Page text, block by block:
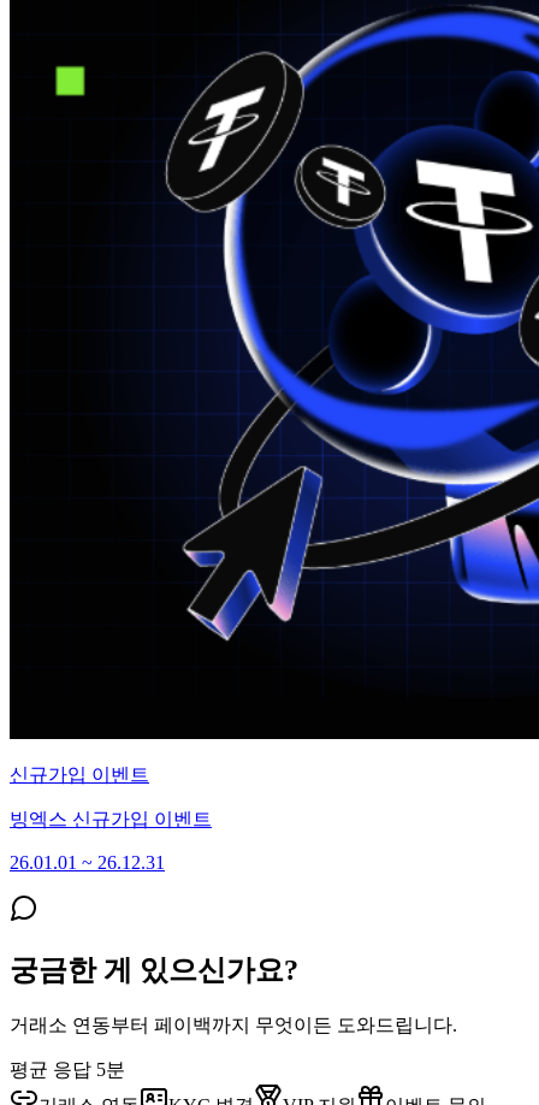
신규가입 이벤트
빙엑스 신규가입 이벤트
26.01.01 ~ 26.12.31
궁금한 게 있으신가요?
거래소 연동부터 페이백까지 무엇이든 도와드립니다.
평균 응답 5분